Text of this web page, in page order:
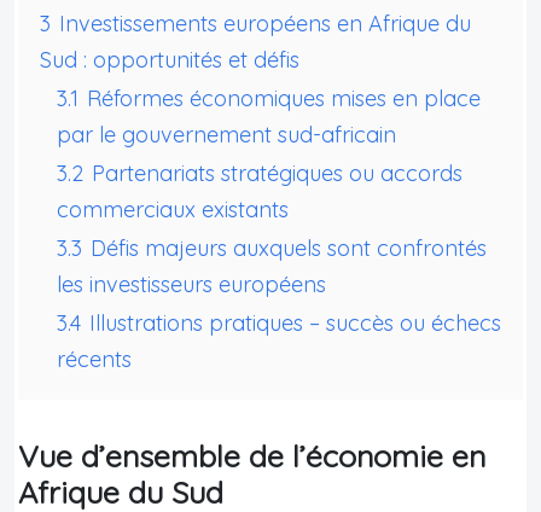
3 Investissements européens en Afrique du
Sud : opportunités et défis
3.1 Réformes économiques mises en place
par le gouvernement sud-africain
3.2 Partenariats stratégiques ou accords
commerciaux existants
3.3 Défis majeurs auxquels sont confrontés
les investisseurs européens
3.4 Illustrations pratiques – succès ou échecs
récents
Vue d’ensemble de l’économie en
Afrique du Sud